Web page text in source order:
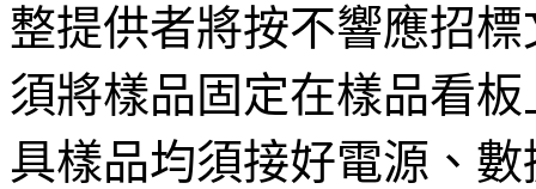
整提供者將按不響應招
須將樣品固定在樣品看
具樣品均須接好電源、